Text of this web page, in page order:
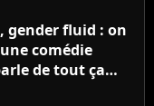
gender fluid : on
comédie
de tout ça
ringarde